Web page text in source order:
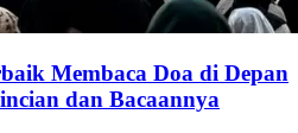
Membaca Doa di Depan
dan Bacaannya